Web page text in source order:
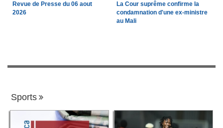
Revue de Presse du 06 aout
2026
La Cour suprême confirme la
condamnation d'une ex-ministre
au Mali
Sports